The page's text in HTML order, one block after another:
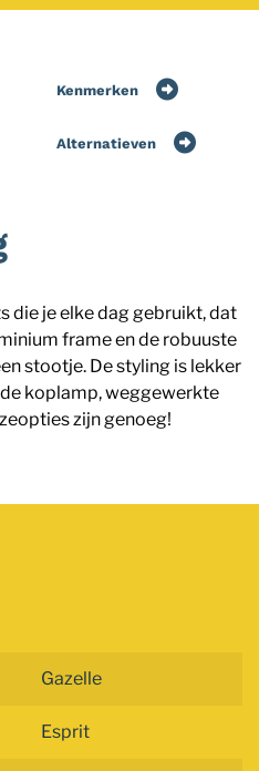
Kenmerken
Alternatieven
die je elke dag gebruikt, dat
frame en de robuuste
stootje. De styling is lekker
koplamp, weggewerkte
zijn genoeg!
Gazelle
Esprit